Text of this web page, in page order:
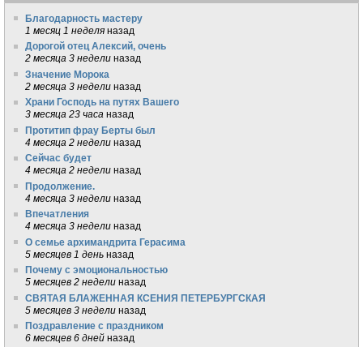
Благодарность мастеру
1 месяц 1 неделя назад
Дорогой отец Алексий, очень
2 месяца 3 недели назад
Значение Морока
2 месяца 3 недели назад
Храни Господь на путях Вашего
3 месяца 23 часа назад
Протитип фрау Берты был
4 месяца 2 недели назад
Сейчас будет
4 месяца 2 недели назад
Продолжение.
4 месяца 3 недели назад
Впечатления
4 месяца 3 недели назад
О семье архимандрита Герасима
5 месяцев 1 день назад
Почему с эмоциональностью
5 месяцев 2 недели назад
СВЯТАЯ БЛАЖЕННАЯ КСЕНИЯ ПЕТЕРБУРГСКАЯ
5 месяцев 3 недели назад
Поздравление с праздником
6 месяцев 6 дней назад